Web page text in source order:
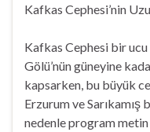
Kafkas Cephesi’nin
Kafkas Cephesi bir
Gölü’nün güneyine
kapsarken, bu büyük
Erzurum ve Sarıkamış
nedenle program metin